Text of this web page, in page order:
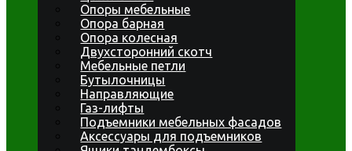
Опоры мебельные
Опора барная
Опора колесная
Двухсторонний скотч
Мебельные петли
Бутылочницы
Направляющие
Газ-лифты
Подъемники мебельных фасадов
Аксессуары для подъемников